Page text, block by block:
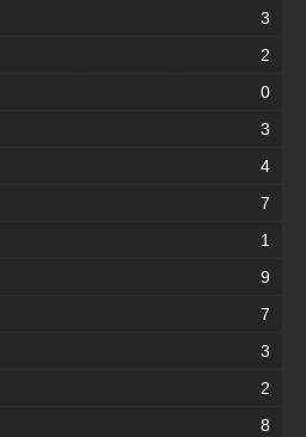
3
2
0
3
4
7
1
9
7
3
2
8